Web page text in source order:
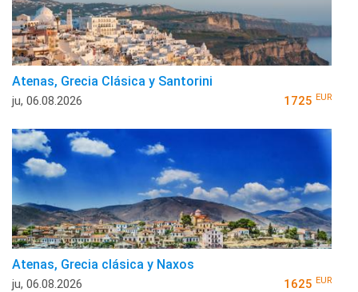
Atenas, Grecia Clásica y Santorini
ju, 06.08.2026 1725 EUR
Atenas, Grecia clásica y Naxos
ju, 06.08.2026 1625 EUR